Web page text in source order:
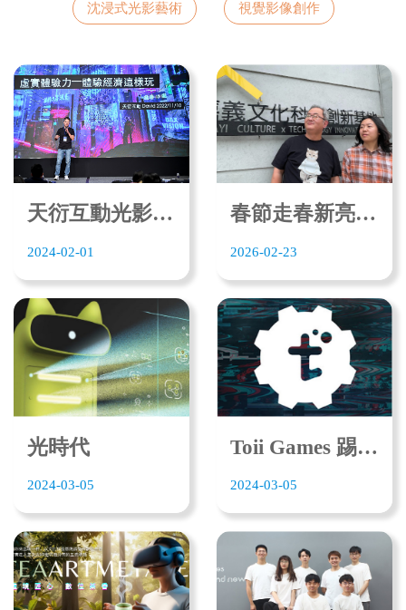
沈浸式光影藝術 視覺影像創作
天衍互動光影互動技術再創新 攻進元宇宙新藍海
2024-02-01
春節走春新亮點！嘉縣太平雲梯讓你化身3D虛擬人 乘龍飛越雲海
2026-02-23
光時代
2024-03-05
Toii Games 踢歐哎哎從紐約到台灣 win-win-win
2024-03-05